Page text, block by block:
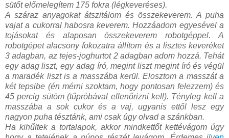
sütőt előmelegítem 175 fokra (légkeveréses).
A száraz anyagokat átszitálom és összekeverem. A puha
vajat a cukorral habosra keverem. Hozzáadom egyesével a
tojásokat és alaposan összekeverem robotgéppel. A
robotgépet alacsony fokozatra állítom és a lisztes keveréket
3 adagban, az tejes-joghurtot 2 adagban adom hozzá. Tehát
egy adag liszt, egy adag író, megint liszt megint író és végül
a maradék liszt is a masszába kerül. Elosztom a masszát a
két tepsibe (én mérni szoktam, hogy pontosan felezzem) és
45 percig sütöm (tűpróbával ellenőrizni kell). Tényleg kell a
masszába a sok cukor és a vaj, ugyanis ettől lesz egy
nagyon puha tésztánk, ami csak úgy olvad a szánkban.
Ha kihűltek a tortalapok, akkor mindkettőt kettévágom úgy